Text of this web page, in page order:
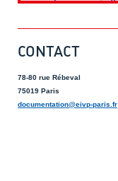
CONTACT
78-80 rue Rébeval
75019 Paris
documentation@eivp-paris.fr